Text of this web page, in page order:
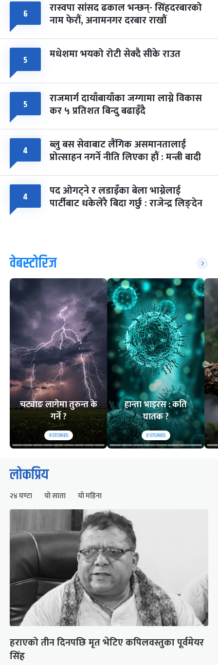
६ रास्वपा सांसद ढकाल भन्छन्- सिंहदरबारको
नाम फेरौं, अनामनगर दरबार राखौं
५ मधेशमा भयको रोटी सेक्दै सीके राउत
५ राजमार्ग दायाँबायाँका जग्गामा लाग्ने विकास
कर ५ प्रतिशत बिन्दु बढाइँदै
४ ब्लु बस सेवाबाट लैंगिक असमानतालाई
प्रोत्साहन नगर्ने नीति लिएका हौं : मन्त्री बादी
४ पद ओगट्ने र लडाइँका बेला भाग्नेलाई
पार्टीबाट धकेलेरै बिदा गर्छु : राजेन्द्र लिङ्देन
वेबस्टोरिज
चट्याङ लागेमा तुरुन्त के
गर्ने ?
9STORIES
हान्ता भाइरस : कति
घातक ?
8STORIES
लोकप्रिय
२४ घण्टा यो साता यो महिना
हराएको तीन दिनपछि मृत भेटिए कपिलवस्तुका पूर्वमेयर
सिंह